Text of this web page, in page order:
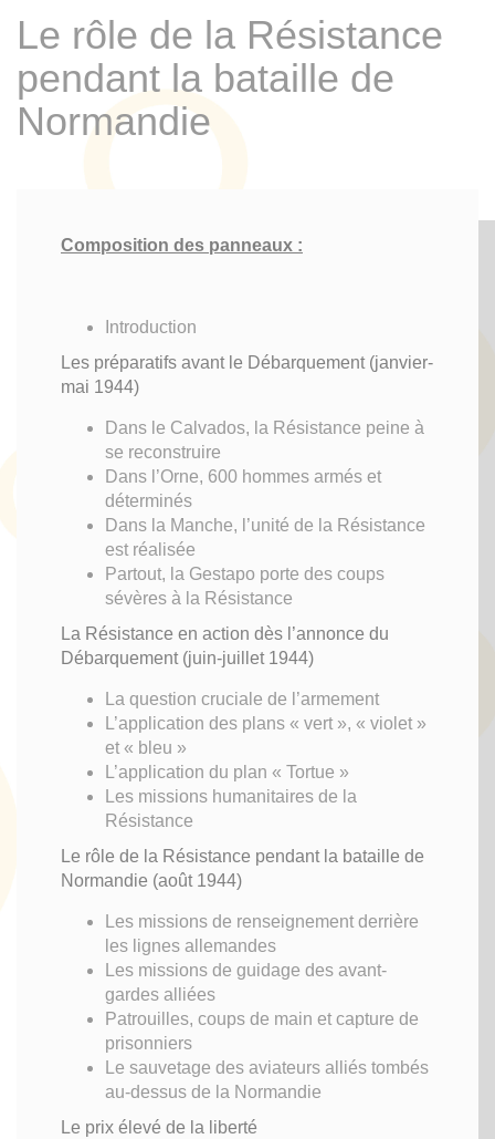
Le rôle de la Résistance
pendant la bataille de
Normandie
Composition des panneaux :
Introduction
Les préparatifs avant le Débarquement (janvier-
mai 1944)
Dans le Calvados, la Résistance peine à
se reconstruire
Dans l’Orne, 600 hommes armés et
déterminés
Dans la Manche, l’unité de la Résistance
est réalisée
Partout, la Gestapo porte des coups
sévères à la Résistance
La Résistance en action dès l’annonce du
Débarquement (juin-juillet 1944)
La question cruciale de l’armement
L’application des plans « vert », « violet »
et « bleu »
L’application du plan « Tortue »
Les missions humanitaires de la
Résistance
Le rôle de la Résistance pendant la bataille de
Normandie (août 1944)
Les missions de renseignement derrière
les lignes allemandes
Les missions de guidage des avant-
gardes alliées
Patrouilles, coups de main et capture de
prisonniers
Le sauvetage des aviateurs alliés tombés
au-dessus de la Normandie
Le prix élevé de la liberté